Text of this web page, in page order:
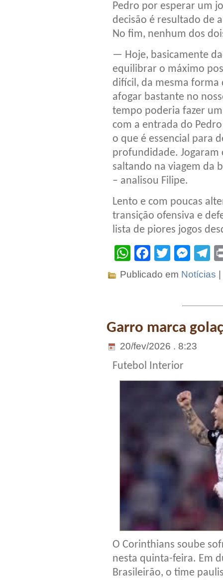
Pedro por esperar um
decisão é resultado de
No fim, nenhum dos
— Hoje, basicamente
equilibrar o máximo
difícil, da mesma forma
afogar bastante no
tempo poderia fazer
com a entrada do
o que é essencial para
profundidade. Jogaram
saltando na viagem da
– analisou Filipe.
Lento e com poucas
transição ofensiva e
lista de piores jogos
WhatsApp
Facebook
Twitter
Publicado em Notícias
Garro marca
20/fev/2026 . 8:23
Futebol Interior
O Corinthians soube
nesta quinta-feira. Em
Brasileirão, o time